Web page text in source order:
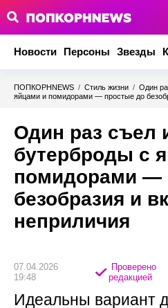
Новости Персоны Звезды
ПОПКОРНNEWS / Стиль жизни / Один
яйцами и помидорами — простые до
Один раз съел
бутерброды с
помидорами —
безобразия и
неприличия
07.04.2026
19:48
Проверено
редакцией
Идеальны вариант